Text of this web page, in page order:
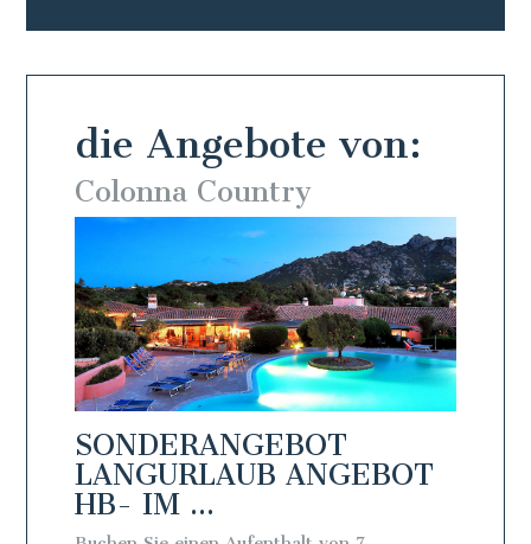
die Angebote von:
Colonna Country
SONDERANGEBOT
LANGURLAUB ANGEBOT
HB- IM ...